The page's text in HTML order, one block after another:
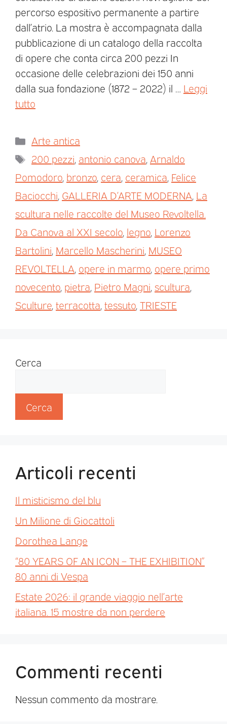
percorso espositivo permanente a partire
dall’atrio. La mostra è accompagnata dalla
pubblicazione di un catalogo della raccolta
di opere che conta circa 200 pezzi In
occasione delle celebrazioni dei 150 anni
dalla sua fondazione (1872 – 2022) il … Leggi
tutto
Arte antica
200 pezzi, antonio canova, Arnaldo
Pomodoro, bronzo, cera, ceramica, Felice
Baciocchi, GALLERIA D’ARTE MODERNA, La
scultura nelle raccolte del Museo Revoltella.
Da Canova al XXI secolo, legno, Lorenzo
Bartolini, Marcello Mascherini, MUSEO
REVOLTELLA, opere in marmo, opere primo
novecento, pietra, Pietro Magni,scultura,
Sculture,terracotta,tessuto,TRIESTE
Cerca
Cerca
Articoli recenti
Il misticismo del blu
Un Milione di Giocattoli
Dorothea Lange
“80 YEARS OF AN ICON – THE EXHIBITION”
80 anni di Vespa
Estate 2026: il grande viaggio nell’arte
italiana. 15 mostre da non perdere
Commenti recenti
Nessun commento da mostrare.